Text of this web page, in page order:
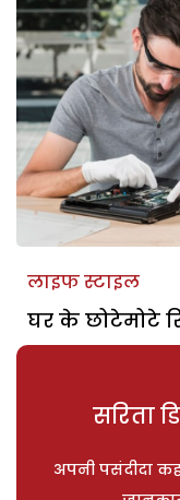
लाइफ स्टाइल
घर के छोटेमोटे
सरिता
अपनी पसंदीदा